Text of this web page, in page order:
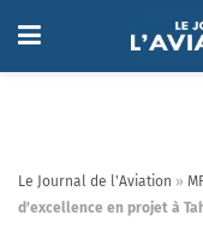
Le Journal de l'Aviation »
d’excellence en projet à